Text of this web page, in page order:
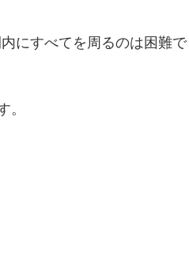
にすべてを周るのは困難で
。